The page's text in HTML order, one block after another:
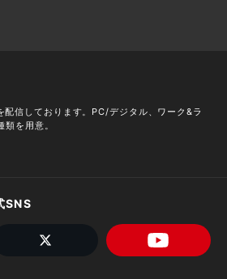
配信しております。PC/デジタル、ワーク&ラ
を用意。
SNS